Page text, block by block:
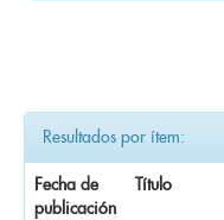
Resultados por ítem:
Fecha de
publicación
Título